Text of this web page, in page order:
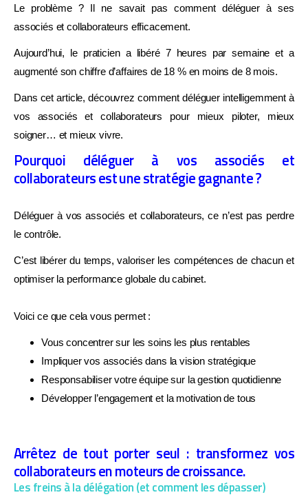
Le problème ? Il ne savait pas comment déléguer à ses
associés et collaborateurs efficacement.
Aujourd’hui, le praticien a libéré 7 heures par semaine et a
augmenté son chiffre d’affaires de 18 % en moins de 8 mois.
Dans cet article, découvrez comment déléguer intelligemment à
vos associés et collaborateurs pour mieux piloter, mieux
soigner… et mieux vivre.
Pourquoi déléguer à vos associés et
collaborateurs est une stratégie gagnante ?
Déléguer à vos associés et collaborateurs, ce n’est pas perdre
le contrôle.
C’est libérer du temps, valoriser les compétences de chacun et
optimiser la performance globale du cabinet.
Voici ce que cela vous permet :
Vous concentrer sur les soins les plus rentables
Impliquer vos associés dans la vision stratégique
Responsabiliser votre équipe sur la gestion quotidienne
Développer l’engagement et la motivation de tous
Arrêtez de tout porter seul : transformez vos
collaborateurs en moteurs de croissance.
Les freins à la délégation (et comment les dépasser)